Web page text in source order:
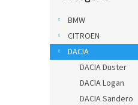
n
BMW
CITROEN
DACIA
DACIA Duster
DACIA Logan
DACIA Sandero